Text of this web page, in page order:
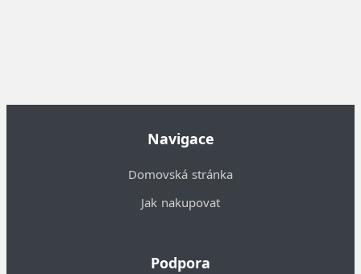
Navigace
Domovská stránka
Jak nakupovat
Podpora